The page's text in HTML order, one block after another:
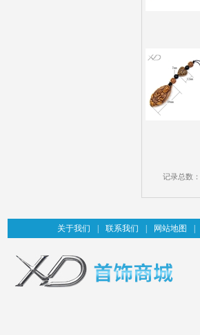
记录总数：
关于我们 联系我们 网站地图